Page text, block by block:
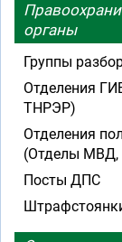
органы
Группы
Отделения
ТНРЭР)
Отделения
(Отделы
Посты ДПС